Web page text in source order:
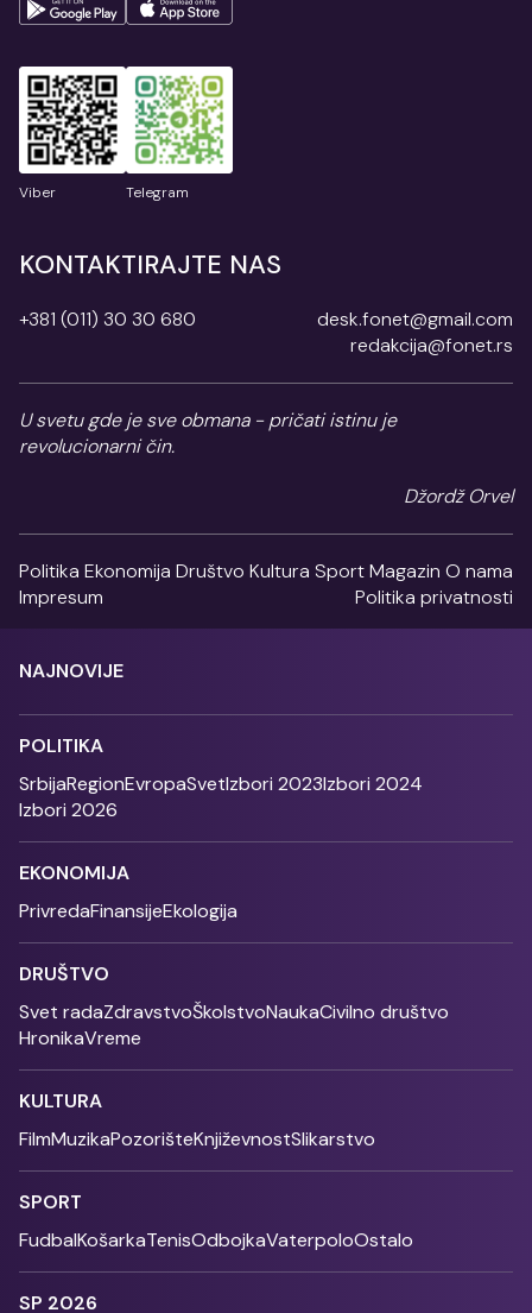
Viber Telegram
KONTAKTIRAJTE NAS
+381 (011) 30 30 680
desk.fonet@gmail.com
redakcija@fonet.rs
U svetu gde je sve obmana - pričati istinu je
revolucionarni čin.
Džordž Orvel
Politika Ekonomija Društvo Kultura SportMagazin O nama
Impresum
Politika privatnosti
NAJNOVIJE
POLITIKA
SrbijaRegionEvropaSvetIzbori 2023Izbori 2024
Izbori 2026
EKONOMIJA
PrivredaFinansijeEkologija
DRUŠTVO
Svet radaZdravstvoŠkolstvoNaukaCivilno društvo
HronikaVreme
KULTURA
FilmMuzikaPozorišteKnjiževnostSlikarstvo
SPORT
FudbalKošarkaTenisOdbojkaVaterpoloOstalo
SP 2026